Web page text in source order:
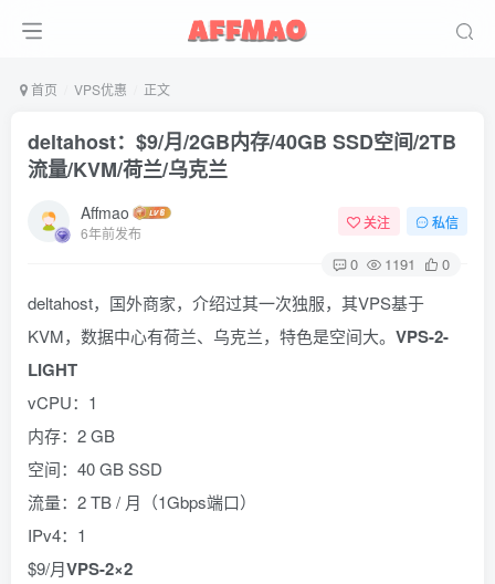
首页 VPS优惠 正文
deltahost：$9/月/2GB内存/40GB SSD空间/2TB
流量/KVM/荷兰/乌克兰
Affmao
6年前发布
关注 私信
0 1191 0
deltahost，国外商家，介绍过其一次独服，其VPS基于
KVM，数据中心有荷兰、乌克兰，特色是空间大。 VPS-2-
LIGHT
vCPU：1
内存：2 GB
空间：40 GB SSD
流量：2 TB / 月（1Gbps端口）
IPv4：1
$9/月VPS-2×2